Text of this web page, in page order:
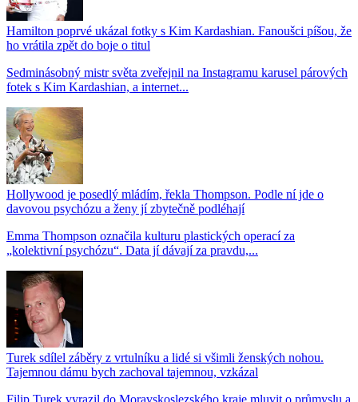
Hamilton poprvé ukázal fotky s Kim Kardashian. Fanoušci píšou, že
ho vrátila zpět do boje o titul
Sedminásobný mistr světa zveřejnil na Instagramu karusel párových
fotek s Kim Kardashian, a internet...
Hollywood je posedlý mládím, řekla Thompson. Podle ní jde o
davovou psychózu a ženy jí zbytečně podléhají
Emma Thompson označila kulturu plastických operací za
„kolektivní psychózu“. Data jí dávají za pravdu,...
Turek sdílel záběry z vrtulníku a lidé si všimli ženských nohou.
Tajemnou dámu bych zachoval tajemnou, vzkázal